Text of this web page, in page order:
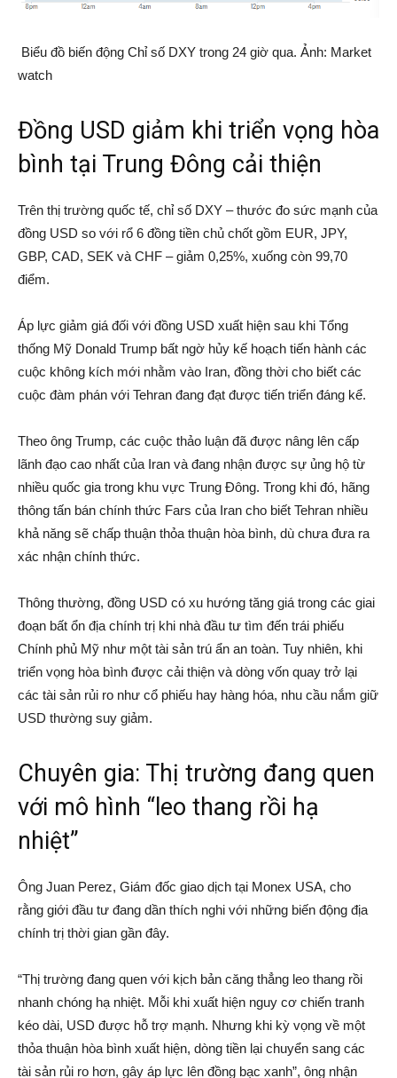
Biểu đồ biến động Chỉ số DXY trong 24 giờ qua. Ảnh: Market
watch
Đồng USD giảm khi triển vọng hòa
bình tại Trung Đông cải thiện
Trên thị trường quốc tế, chỉ số DXY – thước đo sức mạnh của
đồng USD so với rổ 6 đồng tiền chủ chốt gồm EUR, JPY,
GBP, CAD, SEK và CHF – giảm 0,25%, xuống còn 99,70
điểm.
Áp lực giảm giá đối với đồng USD xuất hiện sau khi Tổng
thống Mỹ Donald Trump bất ngờ hủy kế hoạch tiến hành các
cuộc không kích mới nhằm vào Iran, đồng thời cho biết các
cuộc đàm phán với Tehran đang đạt được tiến triển đáng kể.
Theo ông Trump, các cuộc thảo luận đã được nâng lên cấp
lãnh đạo cao nhất của Iran và đang nhận được sự ủng hộ từ
nhiều quốc gia trong khu vực Trung Đông. Trong khi đó, hãng
thông tấn bán chính thức Fars của Iran cho biết Tehran nhiều
khả năng sẽ chấp thuận thỏa thuận hòa bình, dù chưa đưa ra
xác nhận chính thức.
Thông thường, đồng USD có xu hướng tăng giá trong các giai
đoạn bất ổn địa chính trị khi nhà đầu tư tìm đến trái phiếu
Chính phủ Mỹ như một tài sản trú ẩn an toàn. Tuy nhiên, khi
triển vọng hòa bình được cải thiện và dòng vốn quay trở lại
các tài sản rủi ro như cổ phiếu hay hàng hóa, nhu cầu nắm giữ
USD thường suy giảm.
Chuyên gia: Thị trường đang quen
với mô hình “leo thang rồi hạ
nhiệt”
Ông Juan Perez, Giám đốc giao dịch tại Monex USA, cho
rằng giới đầu tư đang dần thích nghi với những biến động địa
chính trị thời gian gần đây.
“Thị trường đang quen với kịch bản căng thẳng leo thang rồi
nhanh chóng hạ nhiệt. Mỗi khi xuất hiện nguy cơ chiến tranh
kéo dài, USD được hỗ trợ mạnh. Nhưng khi kỳ vọng về một
thỏa thuận hòa bình xuất hiện, dòng tiền lại chuyển sang các
tài sản rủi ro hơn, gây áp lực lên đồng bạc xanh”, ông nhận